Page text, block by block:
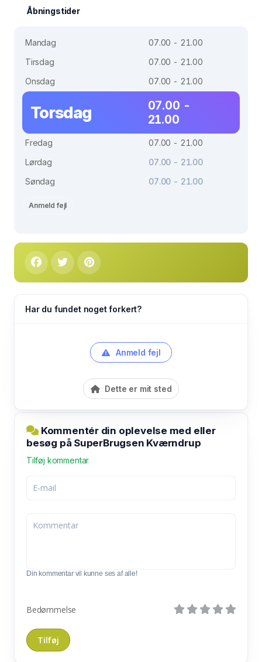
Åbningstider
Mandag
07.00 - 21.00
Tirsdag
07.00 - 21.00
Onsdag
07.00 - 21.00
Torsdag
07.00 -
21.00
Fredag
07.00 - 21.00
Lørdag
07.00 - 21.00
Søndag
07.00 - 21.00
Anmeld fejl
Har du fundet noget forkert?
Anmeld fejl
Dette er mit sted
Kommentér din oplevelse med eller
besøg på SuperBrugsen Kværndrup
Tilføj kommentar
Din kommentar vil kunne ses af alle!
Bedømmelse